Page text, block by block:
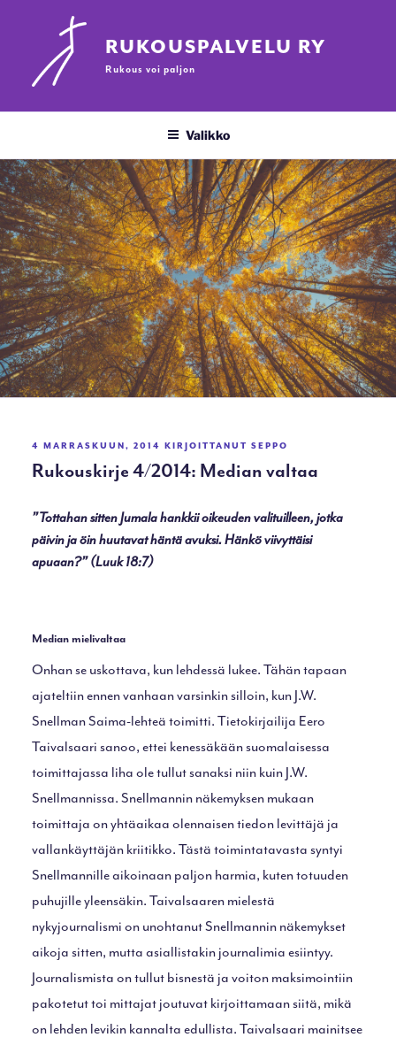
RUKOUSPALVELU RY
Rukous voi paljon
Valikko
JULKAISTU
4 MARRASKUUN, 2014 KIRJOITTANUT SEPPO
Rukouskirje 4/2014: Median valtaa
”Tottahan sitten Jumala hankkii oikeuden valituilleen, jotka
päivin ja öin huutavat häntä avuksi. Hänkö viivyttäisi
apuaan?” (Luuk 18:7)
Median mielivaltaa
Onhan se uskottava, kun lehdessä lukee. Tähän tapaan
ajateltiin ennen vanhaan varsinkin silloin, kun J.W.
Snellman Saima-lehteä toimitti. Tietokirjailija Eero
Taivalsaari sanoo, ettei kenessäkään suomalaisessa
toimittajassa liha ole tullut sanaksi niin kuin J.W.
Snellmannissa. Snellmannin näkemyksen mukaan
toimittaja on yhtäaikaa olennaisen tiedon levittäjä ja
vallankäyttäjän kriitikko. Tästä toimintatavasta syntyi
Snellmannille aikoinaan paljon harmia, kuten totuuden
puhujille yleensäkin. Taivalsaaren mielestä
nykyjournalismi on unohtanut Snellmannin näkemykset
aikoja sitten, mutta asiallistakin journalimia esiintyy.
Journalismista on tullut bisnestä ja voiton maksimointiin
pakotetut toi mittajat joutuvat kirjoittamaan siitä, mikä
on lehden levikin kannalta edullista. Taivalsaari mainitsee